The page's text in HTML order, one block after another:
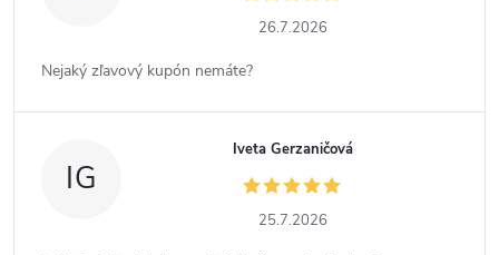
26.7.2026
Nejaký zľavový kupón nemáte?
IG
Iveta Gerzaničová
25.7.2026